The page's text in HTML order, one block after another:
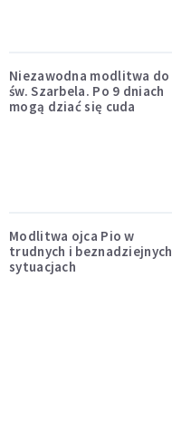
Niezawodna modlitwa do
św. Szarbela. Po 9 dniach
mogą dziać się cuda
Modlitwa ojca Pio w
trudnych i beznadziejnych
sytuacjach